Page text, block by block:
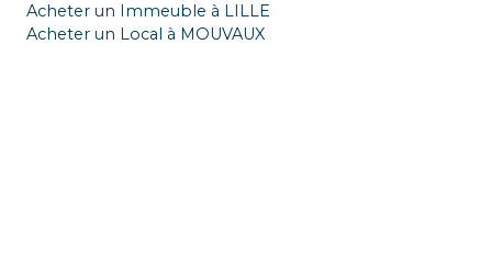
Acheter un Immeuble à LILLE
Acheter un Local à MOUVAUX